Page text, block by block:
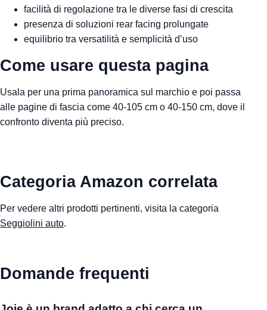
facilità di regolazione tra le diverse fasi di crescita
presenza di soluzioni rear facing prolungate
equilibrio tra versatilità e semplicità d’uso
Come usare questa pagina
Usala per una prima panoramica sul marchio e poi passa
alle pagine di fascia come 40-105 cm o 40-150 cm, dove il
confronto diventa più preciso.
Categoria Amazon correlata
Per vedere altri prodotti pertinenti, visita la categoria
Seggiolini auto.
Domande frequenti